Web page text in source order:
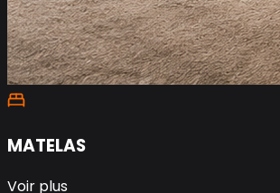
MATELAS
Voir plus